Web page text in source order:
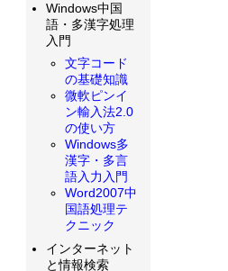
Windows中国
語・多漢字処理
入門
文字コード
の基礎知識
微軟ピンイ
ン輸入法2.0
の使い方
Windows多
漢字・多言
語入力入門
Word2007中
国語処理テ
クニック
インターネット
と情報検索